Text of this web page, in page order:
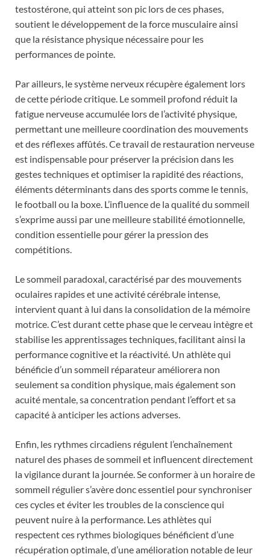
testostérone, qui atteint son pic lors de ces phases,
soutient le développement de la force musculaire ainsi
que la résistance physique nécessaire pour les
performances de pointe.
Par ailleurs, le système nerveux récupère également lors
de cette période critique. Le sommeil profond réduit la
fatigue nerveuse accumulée lors de l’activité physique,
permettant une meilleure coordination des mouvements
et des réflexes affûtés. Ce travail de restauration nerveuse
est indispensable pour préserver la précision dans les
gestes techniques et optimiser la rapidité des réactions,
éléments déterminants dans des sports comme le tennis,
le football ou la boxe. L’influence de la qualité du sommeil
s’exprime aussi par une meilleure stabilité émotionnelle,
condition essentielle pour gérer la pression des
compétitions.
Le sommeil paradoxal, caractérisé par des mouvements
oculaires rapides et une activité cérébrale intense,
intervient quant à lui dans la consolidation de la mémoire
motrice. C’est durant cette phase que le cerveau intègre et
stabilise les apprentissages techniques, facilitant ainsi la
performance cognitive et la réactivité. Un athlète qui
bénéficie d’un sommeil réparateur améliorera non
seulement sa condition physique, mais également son
acuité mentale, sa concentration pendant l’effort et sa
capacité à anticiper les actions adverses.
Enfin, les rythmes circadiens régulent l’enchaînement
naturel des phases de sommeil et influencent directement
la vigilance durant la journée. Se conformer à un horaire de
sommeil régulier s’avère donc essentiel pour synchroniser
ces cycles et éviter les troubles de la conscience qui
peuvent nuire à la performance. Les athlètes qui
respectent ces rythmes biologiques bénéficient d’une
récupération optimale, d’une amélioration notable de leur